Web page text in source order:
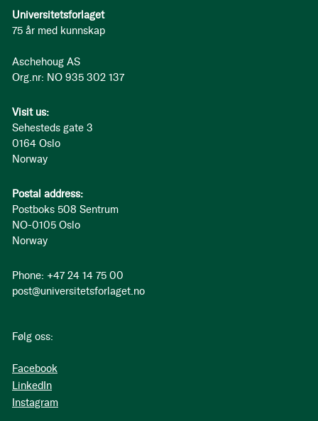
Universitetsforlaget
75 år med kunnskap
Aschehoug AS
Org.nr: NO 935 302 137
Visit us:
Sehesteds gate 3
0164 Oslo
Norway
Postal address:
Postboks 508 Sentrum
NO-0105 Oslo
Norway
Phone: +47 24 14 75 00
post@universitetsforlaget.no
Følg oss:
Facebook
LinkedIn
Instagram